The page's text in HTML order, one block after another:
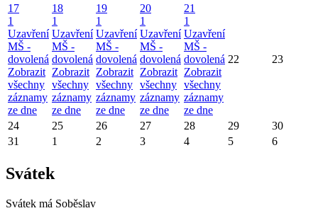
17
1
Uzavření
MŠ -
dovolená
Zobrazit
všechny
záznamy
ze dne
18
1
Uzavření
MŠ -
dovolená
Zobrazit
všechny
záznamy
ze dne
19
1
Uzavření
MŠ -
dovolená
Zobrazit
všechny
záznamy
ze dne
20
1
Uzavření
MŠ -
dovolená
Zobrazit
všechny
záznamy
ze dne
21
1
Uzavření
MŠ -
dovolená
Zobrazit
všechny
záznamy
ze dne
22 23
24 25 26 27 28 29
30
31
1 2 3 4 5 6
Svátek
Svátek má Soběslav